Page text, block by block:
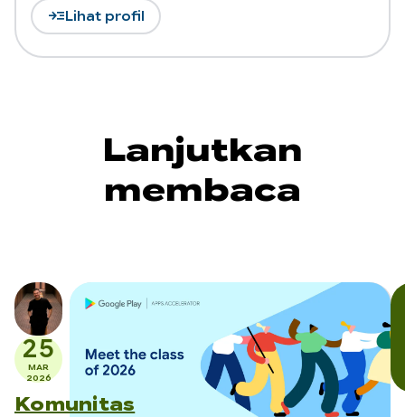
read_moreLihat profil
Lanjutkan
membaca
25
MAR
2026
Komunitas